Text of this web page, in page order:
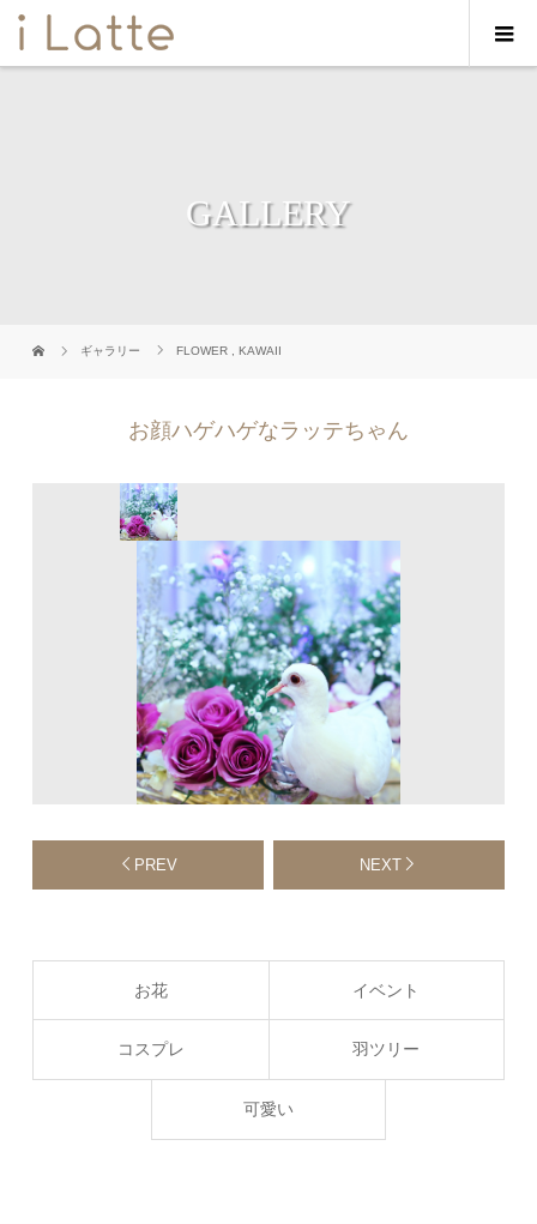
GALLERY
ギャラリー FLOWER ,KAWAII
お顔ハゲハゲなラッテちゃん
PREV NEXT
お花 イベント
コスプレ 羽ツリー
可愛い